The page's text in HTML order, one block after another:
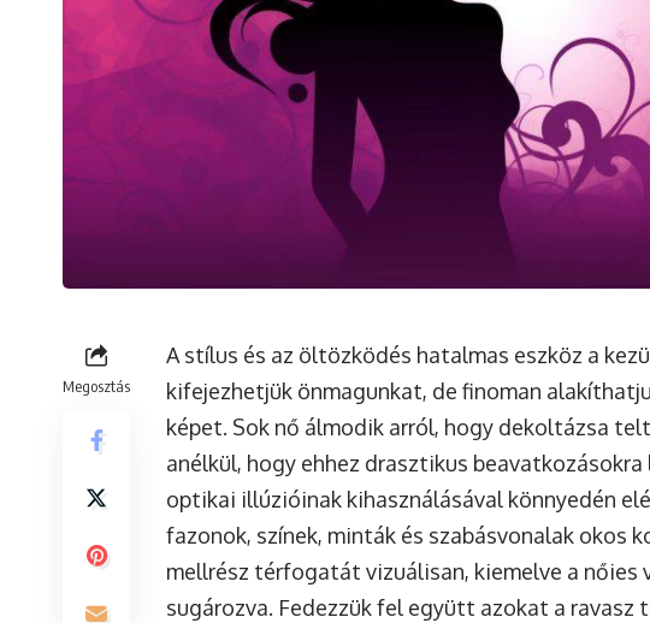
Megosztás
A stílus és az öltözködés hatalmas eszköz a
kifejezhetjük önmagunkat, de finoman
képet. Sok nő álmodik arról, hogy dekoltázsa
anélkül, hogy ehhez drasztikus
optikai illúzióinak kihasználásával könnyedén
fazonok, színek, minták és szabásvonalak okos
mellrész térfogatát vizuálisan, kiemelve a
sugározva. Fedezzük fel együtt azokat a ravasz